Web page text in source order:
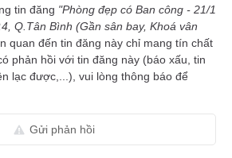
tin đăng "Phòng đẹp có Ban công - 21/1
Q.Tân Bình (Gần sân bay, Khoá vân
quan đến tin đăng này chỉ mang tín chất
phản hồi với tin đăng này (báo xấu, tin
lạc được,...), vui lòng thông báo để
Gửi phản hồi